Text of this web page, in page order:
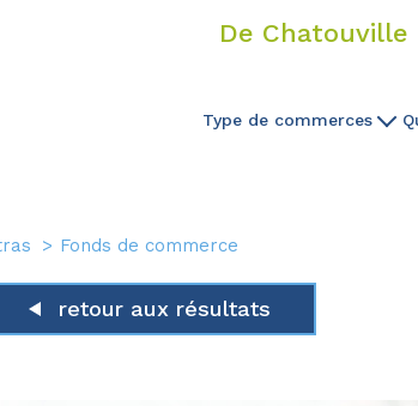
De
Type de commerces
Tabac
Tabac Presse
Fonds de commerce
retour aux résultats